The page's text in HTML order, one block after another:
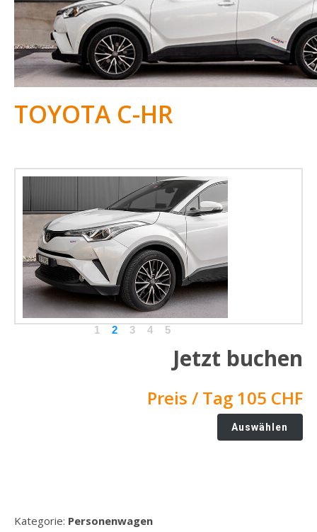
TOYOTA C-HR
1 2 3 4 5
Jetzt buchen
Preis / Tag 105 CHF
Auswählen
Kategorie: Personenwagen